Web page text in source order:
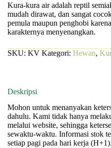
Kura-kura air adalah reptil
mudah dirawat, dan sangat
pemula maupun penghobi
karakternya menyenangkan.
SKU: KV Kategori: Hewan,
Deskripsi
Mohon untuk menanyakan
dahulu. Kami tidak hanya
melalui website, sehingga
sewaktu-waktu. Informasi stok
setiap pagi pada hari kerja (H+1).